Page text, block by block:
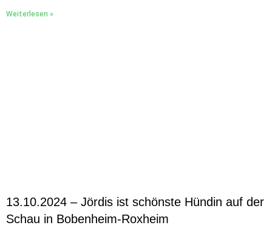
Weiterlesen »
13.10.2024 – Jördis ist schönste Hündin auf der
Schau in Bobenheim-Roxheim